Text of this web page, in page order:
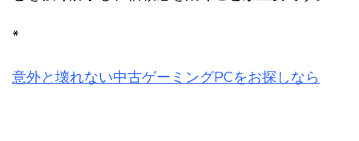
*
意外と壊れない中古ゲーミングPCをお探しなら